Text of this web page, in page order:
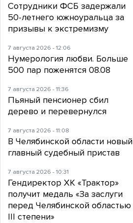
Сотрудники ФСБ задержали
50-летнего южноуральца за
призывы к экстремизму
7 августа 2026 - 12:06
Нумерология любви. Больше
500 пар поженятся 08.08
7 августа 2026 - 11:36
Пьяный пенсионер сбил
дерево и перевернулся
7 августа 2026 - 11:08
В Челябинской области новый
главный судебный пристав
7 августа 2026 - 10:31
Гендиректор ХК «Трактор»
получит медаль «За заслуги
перед Челябинской областью
III степени»